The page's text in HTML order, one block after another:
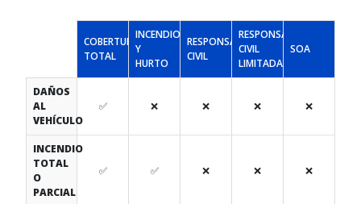
COBERTURA
TOTAL
INCENDIO
Y
HURTO
RESPONSABILIDAD
CIVIL
RESPONSABILIDAD
CIVIL
LIMITADA
SOA
DAÑOS
AL
VEHÍCULO
✅ ❌ ❌ ❌ ❌
INCENDIO
TOTAL
O
PARCIAL
✅ ✅ ❌ ❌ ❌